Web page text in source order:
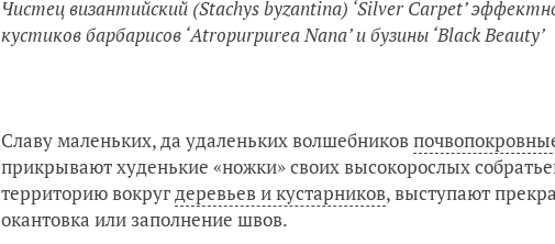
Чистец византийский (Stachys byzantina) ‘Silver Carpet’
кустиков барбарисов ‘Atropurpurea Nana’ и бузины ‘Black Beauty’
Славу маленьких, да удаленьких волшебников
прикрывают худенькие «ножки» своих высокорослых
территорию вокругдеревьев и кустарников, выступают
окантовка или заполнение швов.